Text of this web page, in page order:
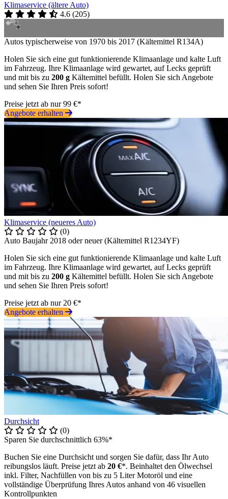
Klimaservice (ältere Auto)
4.6 (205)
Autos typischerweise von 1970 bis 2017 (Kältemittel R134A)
Holen Sie sich eine gut funktionierende Klimaanlage und kalte Luft
im Fahrzeug. Ihre Klimaanlage wird gewartet, auf Lecks geprüft
und mit bis zu 200 g Kältemittel befüllt. Holen Sie sich Angebote
und sehen Sie Ihren Preis sofort!
Preise jetzt ab nur 99 €*
Angebote erhalten
Klimaservice (neueres Auto)
(0)
Auto Baujahr 2018 oder neuer (Kältemittel R1234YF)
Holen Sie sich eine gut funktionierende Klimaanlage und kalte Luft
im Fahrzeug. Ihre Klimaanlage wird gewartet, auf Lecks geprüft
und mit bis zu 200 g Kältemittel befüllt. Holen Sie sich Angebote
und sehen Sie Ihren Preis sofort!
Preise jetzt ab nur 20 €*
Angebote erhalten
Durchsicht
(0)
Sparen Sie durchschnittlich 63%*
Buchen Sie eine Durchsicht und sorgen Sie dafür, dass Ihr Auto
reibungslos läuft. Preise jetzt ab 20 €*. Beinhaltet den Ölwechsel
inkl. Filter, Nachfüllen von bis zu 5 Liter Motoröl und eine
vollständige Überprüfung Ihres Autos anhand von 46 visuellen
Kontrollpunkten